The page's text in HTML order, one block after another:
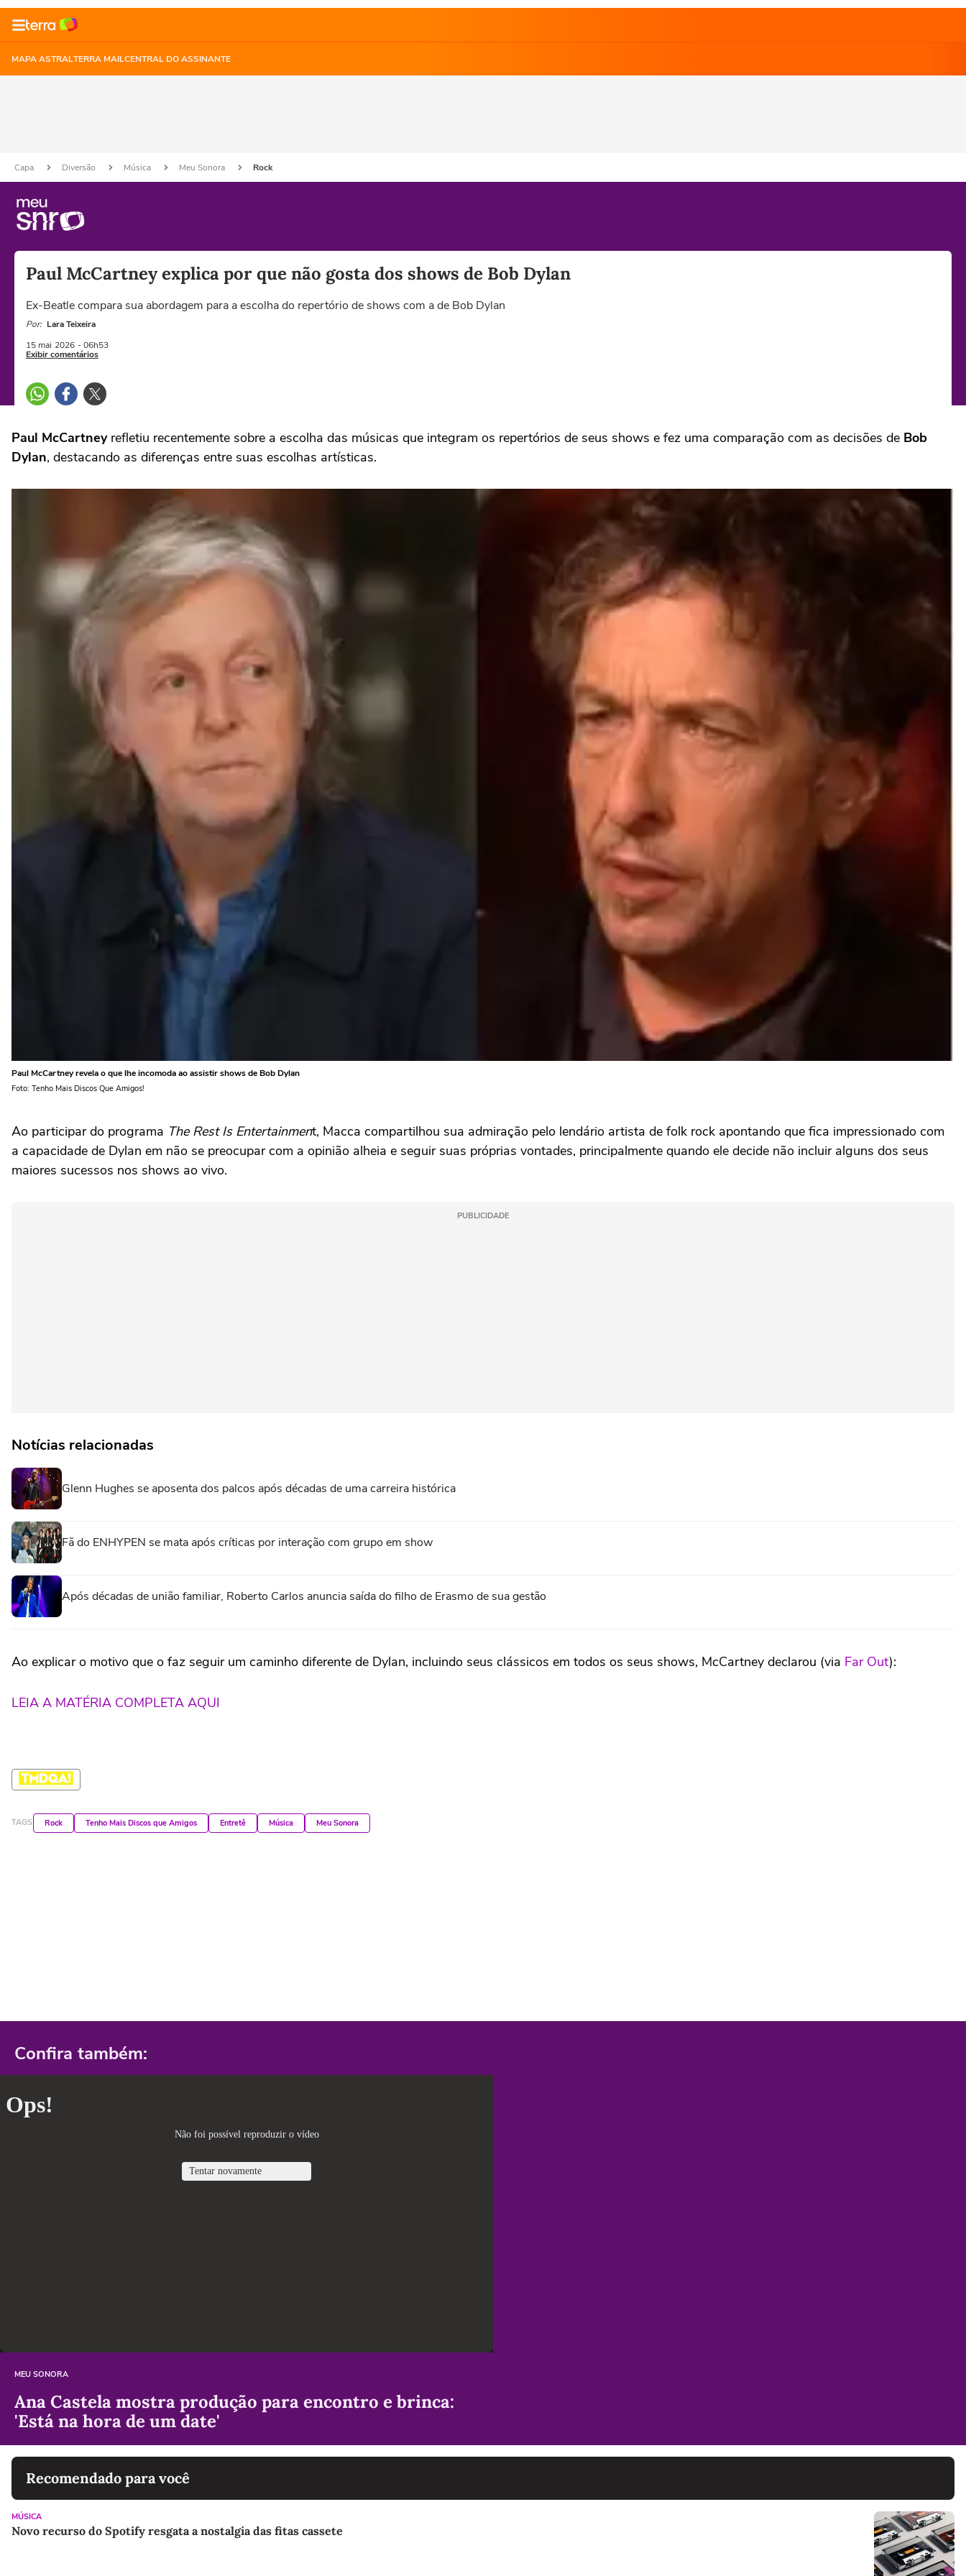
MAPA ASTRALTERRA MAILCENTRAL DO ASSINANTE
Capa Diversão Música Meu Sonora Rock
Paul McCartney explica por que não gosta dos shows de Bob Dylan
Ex-Beatle compara sua abordagem para a escolha do repertório de shows com a de Bob Dylan
Por: Lara Teixeira
15 mai 2026 - 06h53
Exibir comentários
Paul McCartney refletiu recentemente sobre a escolha das músicas que integram os repertórios de seus shows e fez uma comparação com as decisões de Bob
Dylan, destacando as diferenças entre suas escolhas artísticas.
Paul McCartney revela o que lhe incomoda ao assistir shows de Bob Dylan
Foto: Tenho Mais Discos Que Amigos!
Ao participar do programa The Rest Is Entertainment, Macca compartilhou sua admiração pelo lendário artista de folk rock apontando que fica impressionado com
a capacidade de Dylan em não se preocupar com a opinião alheia e seguir suas próprias vontades, principalmente quando ele decide não incluir alguns dos seus
maiores sucessos nos shows ao vivo.
PUBLICIDADE
Notícias relacionadas
Glenn Hughes se aposenta dos palcos após décadas de uma carreira histórica
Fã do ENHYPEN se mata após críticas por interação com grupo em show
Após décadas de união familiar, Roberto Carlos anuncia saída do filho de Erasmo de sua gestão
Ao explicar o motivo que o faz seguir um caminho diferente de Dylan, incluindo seus clássicos em todos os seus shows, McCartney declarou (via Far Out):
LEIA A MATÉRIA COMPLETA AQUI
TAGS Rock Tenho Mais Discos que Amigos Entretê Música Meu Sonora
Confira também:
MEU SONORA
Ana Castela mostra produção para encontro e brinca:
'Está na hora de um date'
Recomendado para você
MÚSICA
Novo recurso do Spotify resgata a nostalgia das fitas cassete